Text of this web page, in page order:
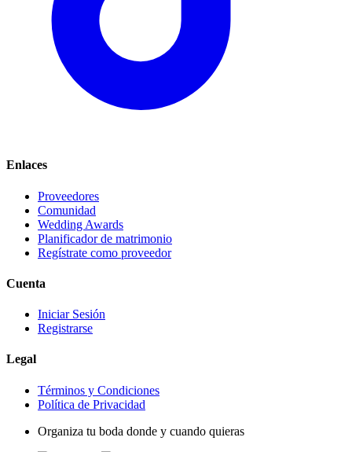
Enlaces
Proveedores
Comunidad
Wedding Awards
Planificador de matrimonio
Regístrate como proveedor
Cuenta
Iniciar Sesión
Registrarse
Legal
Términos y Condiciones
Política de Privacidad
Organiza tu boda donde y cuando quieras